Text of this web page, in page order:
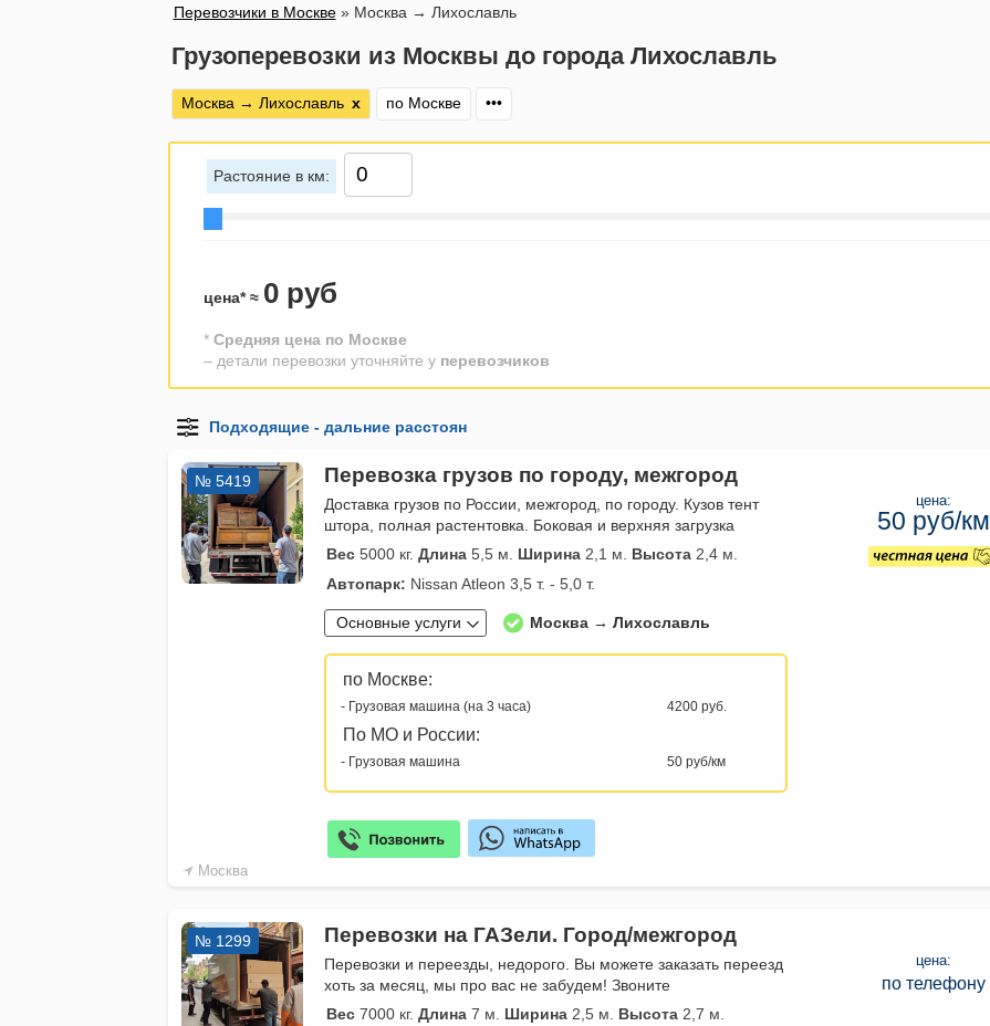
Перевозчики в Москве» Москва → Лихославль
Грузоперевозки из Москвы до города Лихославль
Москва → Лихославль х по Москве •••
Растояние в км:
цена* ≈ 0 руб
* Средняя цена по Москве
– детали перевозки уточняйте у перевозчиков
Москва
№ 5419 Перевозка грузов по городу, межгород
Доставка грузов по России, межгород, по городу. Кузов тент
штора, полная растентовка. Боковая и верхняя загрузка
Вес 5000 кг. Длина 5,5 м. Ширина 2,1 м. Высота 2,4 м.
Автопарк: Nissan Atleon 3,5 т. - 5,0 т.
Основные услуги Москва → Лихославль
по Москве:
- Грузовая машина (на 3 часа) 4200 руб.
По МО и России:
- Грузовая машина 50 руб/км
цена:
50 руб/км
№ 1299 Перевозки на ГАЗели. Город/межгород
Перевозки и переезды, недорого. Вы можете заказать переезд
хоть за месяц, мы про вас не забудем! Звоните
Вес 7000 кг. Длина 7 м. Ширина 2,5 м. Высота 2,7 м.
цена:
по телефону